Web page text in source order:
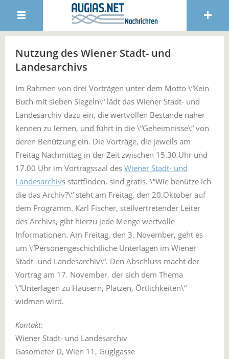
Nutzung des Wiener Stadt- und
Landesarchivs
Im Rahmen von drei Vorträgen unter dem Motto \“Kein
Buch mit sieben Siegeln\“ lädt das Wiener Stadt- und
Landesarchiv dazu ein, die wertvollen Bestände näher
kennen zu lernen, und führt in die \“Geheimnisse\“ von
deren Benützung ein. Die Vorträge, die jeweils am
Freitag Nachmittag in der Zeit zwischen 15.30 Uhr und
17.00 Uhr im Vortragssaal des Wiener Stadt- und
Landesarchivs stattfinden, sind gratis. \“Wie benütze ich
die das Archiv?\“ steht am Freitag, den 20.Oktober auf
dem Programm. Karl Fischer, stellvertretender Leiter
des Archivs, gibt hierzu jede Menge wertvolle
Informationen. Am Freitag, den 3. November, geht es
um \“Personengeschichtliche Unterlagen im Wiener
Stadt- und Landesarchiv\“. Den Abschluss macht der
Vortrag am 17. November, der sich dem Thema
\“Unterlagen zu Häusern, Plätzen, Örtlichkeiten\“
widmen wird.
Kontakt:
Wiener Stadt- und Landesarchiv
Gasometer D, Wien 11, Guglgasse